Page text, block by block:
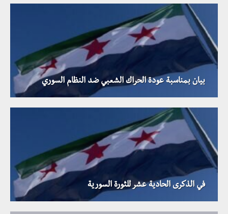
بيان بمناسبة عودة الحراك الشعبي ضد النظام السوري
في الذكرى الحادية عشر للثورة السورية